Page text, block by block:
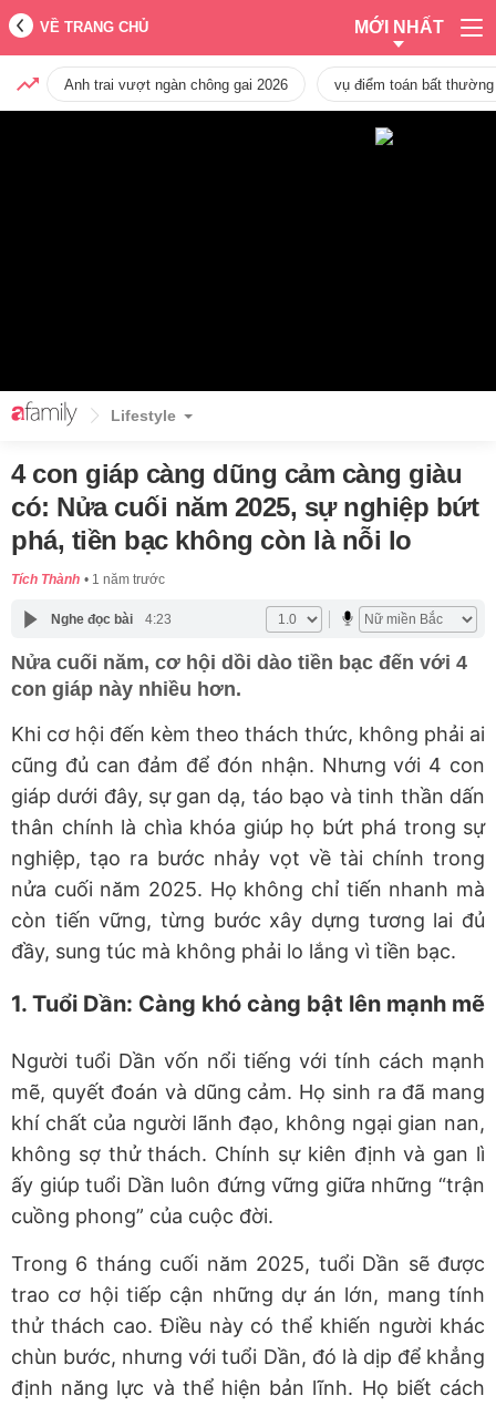
VỀ TRANG CHỦ MỚI NHẤT
Anh trai vượt ngàn chông gai 2026 vụ điểm toán bất
Lifestyle
4 con giáp càng dũng cảm càng giàu
có: Nửa cuối năm 2025, sự nghiệp bứt
phá, tiền bạc không còn là nỗi lo
Tích Thành 1 năm trước
Nghe đọc bài 4:23
Nửa cuối năm, cơ hội dồi dào tiền bạc đến với 4
con giáp này nhiều hơn.
Khi cơ hội đến kèm theo thách thức, không phải ai
cũng đủ can đảm để đón nhận. Nhưng với 4 con
giáp dưới đây, sự gan dạ, táo bạo và tinh thần dấn
thân chính là chìa khóa giúp họ bứt phá trong sự
nghiệp, tạo ra bước nhảy vọt về tài chính trong
nửa cuối năm 2025. Họ không chỉ tiến nhanh mà
còn tiến vững, từng bước xây dựng tương lai đủ
đầy, sung túc mà không phải lo lắng vì tiền bạc.
1. Tuổi Dần: Càng khó càng bật lên mạnh mẽ
Người tuổi Dần vốn nổi tiếng với tính cách mạnh
mẽ, quyết đoán và dũng cảm. Họ sinh ra đã mang
khí chất của người lãnh đạo, không ngại gian nan,
không sợ thử thách. Chính sự kiên định và gan lì
ấy giúp tuổi Dần luôn đứng vững giữa những “trận
cuồng phong” của cuộc đời.
Trong 6 tháng cuối năm 2025, tuổi Dần sẽ được
trao cơ hội tiếp cận những dự án lớn, mang tính
thử thách cao. Điều này có thể khiến người khác
chùn bước, nhưng với tuổi Dần, đó là dịp để khẳng
định năng lực và thể hiện bản lĩnh. Họ biết cách